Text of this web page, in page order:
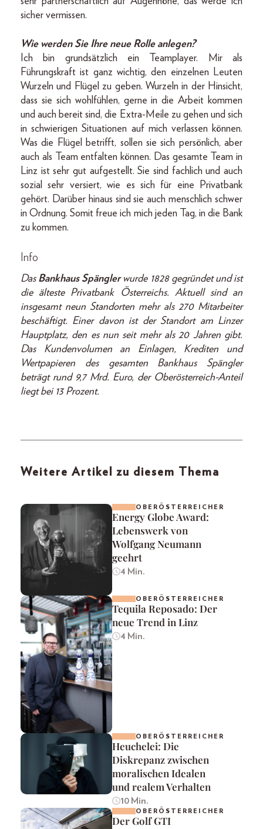
sicher vermissen.
Wie werden Sie Ihre neue Rolle anlegen?
Ich bin grundsätzlich ein Teamplayer. Mir als
Führungskraft ist ganz wichtig, den einzelnen Leuten
Wurzeln und Flügel zu geben. Wurzeln in der Hinsicht,
dass sie sich wohlfühlen, gerne in die Arbeit kommen
und auch bereit sind, die Extra-Meile zu gehen und sich
in schwierigen Situationen auf mich verlassen können.
Was die Flügel betrifft, sollen sie sich persönlich, aber
auch als Team entfalten können. Das gesamte Team in
Linz ist sehr gut aufgestellt. Sie sind fachlich und auch
sozial sehr versiert, wie es sich für eine Privatbank
gehört. Darüber hinaus sind sie auch menschlich schwer
in Ordnung. Somit freue ich mich jeden Tag, in die Bank
zu kommen.
Info
Das Bankhaus Spänglerwurde 1828 gegründet und ist
die älteste Privatbank Österreichs. Aktuell sind an
insgesamt neun Standorten mehr als 270 Mitarbeiter
beschäftigt. Einer davon ist der Standort am Linzer
Hauptplatz, den es nun seit mehr als 20 Jahren gibt.
Das Kundenvolumen an Einlagen, Krediten und
Wertpapieren des gesamten Bankhaus Spängler
beträgt rund 9,7 Mrd. Euro, der Oberösterreich-Anteil
liegt bei 13 Prozent.
Weitere Artikel zu diesem Thema
OBERÖSTERREICHER
Energy Globe Award:
Lebenswerk von
Wolfgang Neumann
geehrt
4 Min.
OBERÖSTERREICHER
Tequila Reposado: Der
neue Trend in Linz
4 Min.
OBERÖSTERREICHER
Heuchelei: Die
Diskrepanz zwischen
moralischen Idealen
und realem Verhalten
10 Min.
OBERÖSTERREICHER
Der Golf GTI